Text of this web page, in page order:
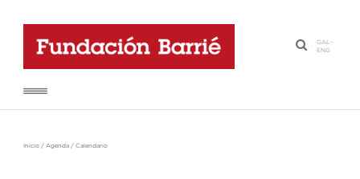
·
GAL-
ENG
Inicio / Agenda / Calendario